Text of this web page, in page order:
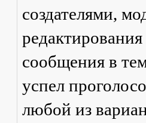
создателями,
сообщения в
успел
любой из